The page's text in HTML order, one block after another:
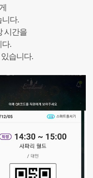
니다.
시간을
다.
습니다.